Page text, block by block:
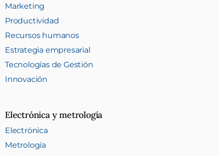
Marketing
Productividad
Recursos humanos
Estrategia empresarial
Tecnologías de Gestión
Innovación
Electrónica y metrología
Electrónica
Metrología